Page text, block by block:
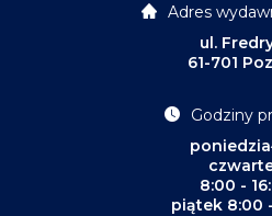
Adres
ul.
61-701
Godziny
8:00 -
piątek 8:00